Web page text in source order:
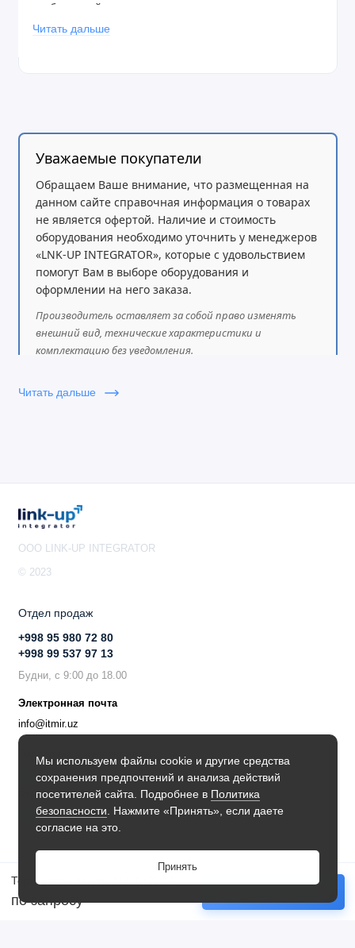
по запросу
изображений от разных источников или увеличенного
изображения с одного из них.
Читать дальше
Уважаемые покупатели
Обращаем Ваше внимание, что размещенная на
данном сайте справочная информация о товарах
не является офертой. Наличие и стоимость
оборудования необходимо уточнить у менеджеров
«LNK-UP INTEGRATOR», которые с удовольствием
помогут Вам в выборе оборудования и
оформлении на него заказа.
Производитель оставляет за собой право изменять
внешний вид, технические характеристики и
комплектацию без уведомления.
Читать дальше
Мы используем файлы cookie и другие средства
сохранения предпочтений и анализа действий
посетителей сайта. Подробнее в Политика
безопасности . Нажмите «Принять», если даете
согласие на это.
Принять
OOO LINK-UP INTEGRATOR
© 2023
Отдел продаж
+998 95 980 72 80
+998 99 537 97 13
Будни, с 9:00 до 18.00
Электронная почта
info@itmir.uz
Поддержка в мессенджере
Будьте в курсе наших новостей!